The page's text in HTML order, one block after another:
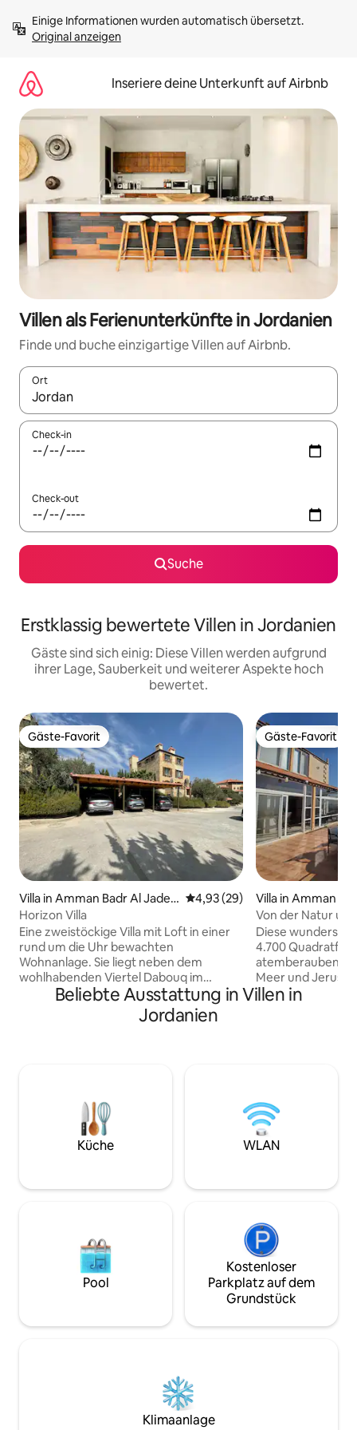
Inhalten
springenOriginal anzeigen
Inseriere deine Unterkunft auf Airbnb
Villen als Ferienunterkünfte in Jordanien
Finde und buche einzigartige Villen auf Airbnb.
Ort
Wenn Ergebnisse verfügbar sind, navigiere mit den
Check-in
Check-out
Suche
Erstklassig bewertete Villen in Jordanien
Gäste sind sich einig: Diese Villen werden aufgrund
ihrer Lage, Sauberkeit und weiterer Aspekte hoch
bewertet.
Gäste-Favorit
Gäste-Favorit
Villa in Amman Badr Al Jaded
ah
Durchschnittliche Bewertung:
4,93 (29)
Horizon Villa
Eine zweistöckige Villa mit Loft in einer
rund um die Uhr bewachten
Wohnanlage. Sie liegt neben dem
wohlhabenden Viertel Dabouq im
Westen von Amman, 14 Fahrminuten
von der Amman City Mall, Restaurants
und Lebensmittelgeschäften entfernt.
Villa verfügt über 3 Schlafzimmer, 2,5
Badezimmer, Wohn- und Essbereiche
sowie eine voll ausgestattete Küche.
Das 100 m2 große Loft verfügt über 1
ausgestattete Küche.
Gäste-Favorit
Gäste-Favorit
Villa in Amman
Von der Natur
mit 3
Diese
4.700
Meer und
geräumigen
Schlafzimmer,
und ein
eigenem Bad
Hektar
umgeben.
Beliebte Ausstattung in Villen in
Jordanien
Küche WLAN
Pool
Kostenloser
Parkplatz auf dem
Grundstück
Klimaanlage